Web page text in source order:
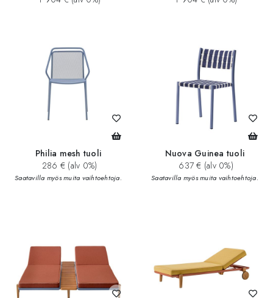
Philia mesh tuoli
286 € (alv 0%)
Saatavilla myös muita vaihtoehtoja.
Nuova Guinea tuoli
637 € (alv 0%)
Saatavilla myös muita vaihtoehtoja.